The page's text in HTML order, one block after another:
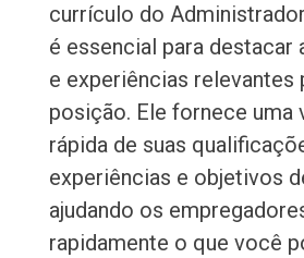
currículo do
é essencial para destacar
e experiências relevantes
posição. Ele fornece uma
rápida de suas
experiências e objetivos
ajudando os
rapidamente o que você